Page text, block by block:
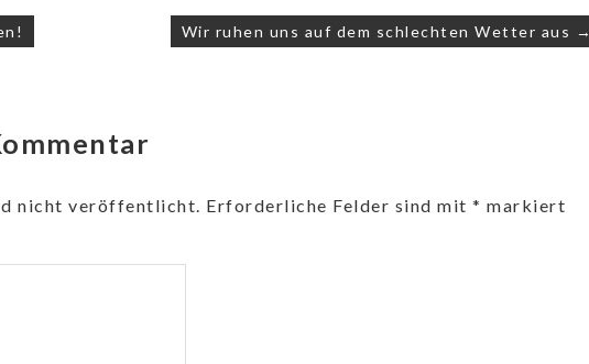
Wir ruhen uns auf dem schlechten Wetter aus →
nicht veröffentlicht. Erforderliche Felder sind mit * markiert